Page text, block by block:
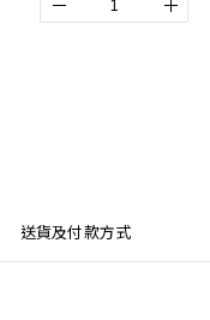
送貨及付款方式